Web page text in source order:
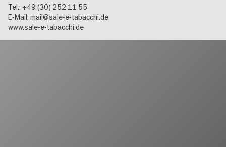
Tel.: +49 (30) 252 11 55
E-Mail: mail@sale-e-tabacchi.de
www.sale-e-tabacchi.de